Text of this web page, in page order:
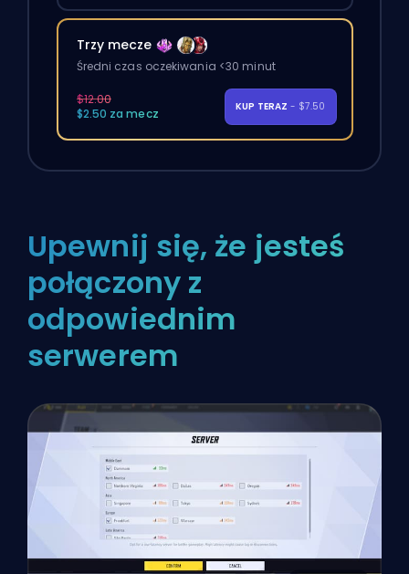
Trzy mecze
Średni czas oczekiwania <30 minut
$12.00
$2.50 za mecz
KUP TERAZ - $7.50
Upewnij się, że jesteś
połączony z
odpowiednim
serwerem